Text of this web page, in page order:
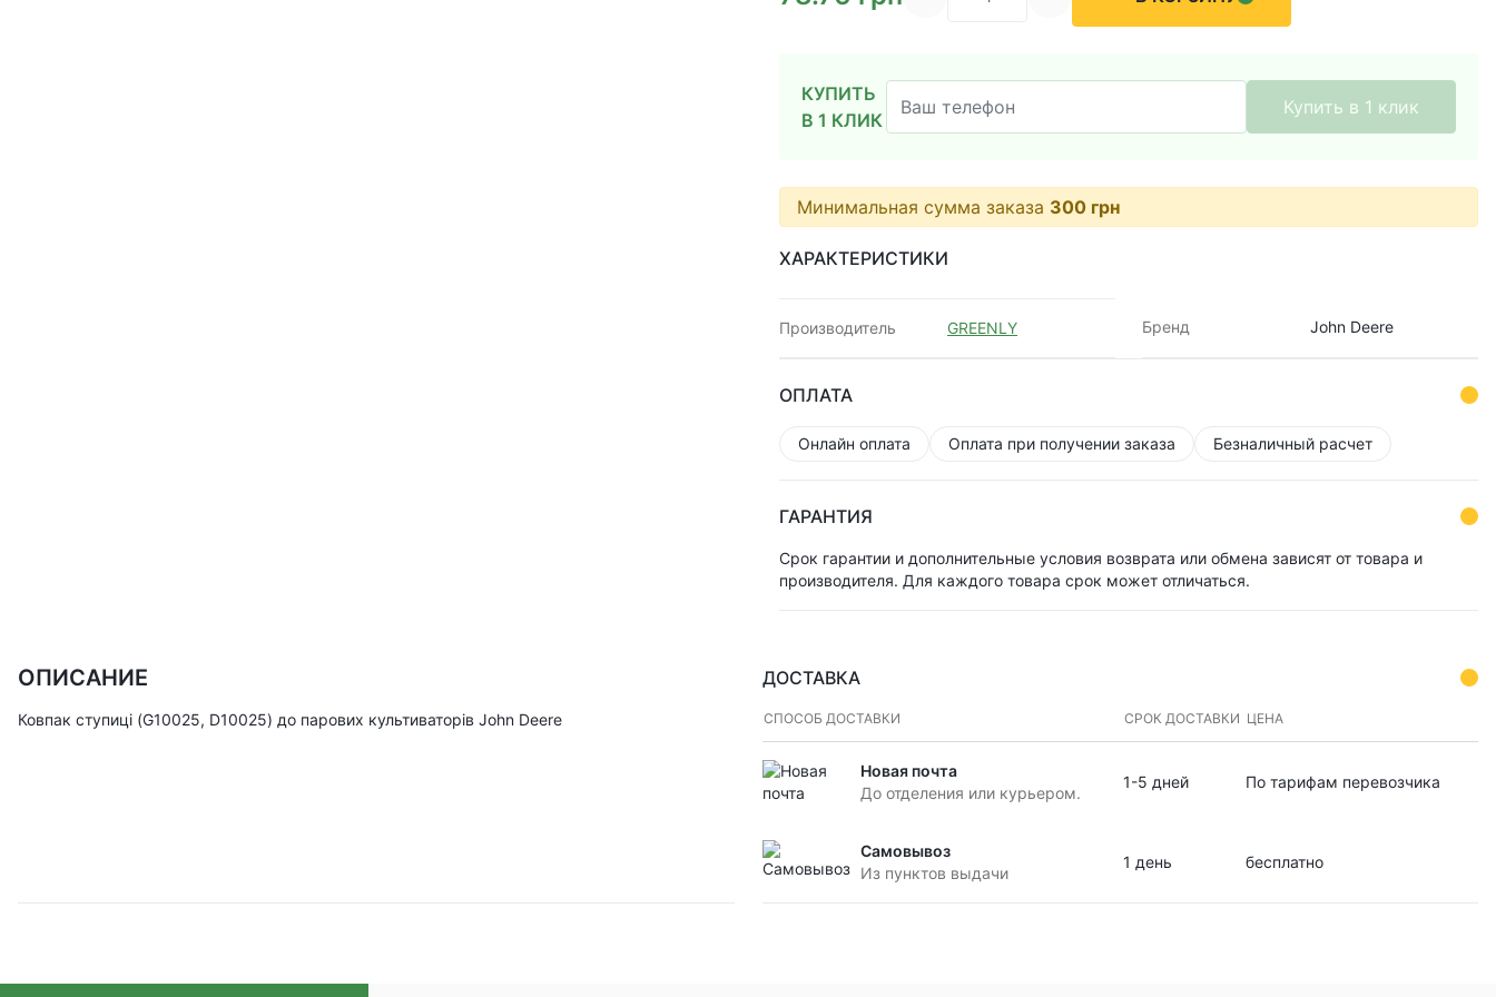
КУПИТЬ
В 1 КЛИК
Купить в 1 клик
Минимальная сумма заказа 300 грн
ХАРАКТЕРИСТИКИ
Производитель GREENLY Бренд John Deere
ОПЛАТА
Онлайн оплата Оплата при получении заказа Безналичный расчет
ГАРАНТИЯ
Срок гарантии и дополнительные условия возврата или обмена зависят от товара и
производителя. Для каждого товара срок может отличаться.
ОПИСАНИЕ
Ковпак ступиці (G10025, D10025) до парових культиваторів John Deere
ДОСТАВКА
СПОСОБ ДОСТАВКИ СРОК ДОСТАВКИ ЦЕНА
Новая почта
До отделения или курьером.
1-5 дней По тарифам перевозчика
Самовывоз
Из пунктов выдачи
1 день бесплатно